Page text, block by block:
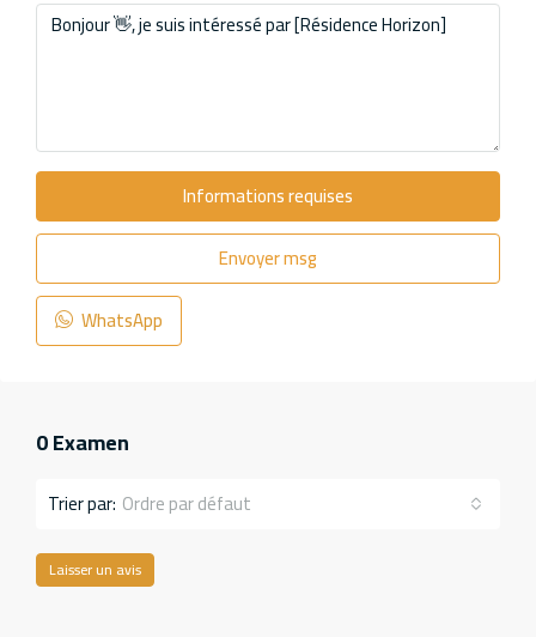
Informations requises
Envoyer msg
WhatsApp
0 Examen
Trier par: Ordre par défaut
Laisser un avis